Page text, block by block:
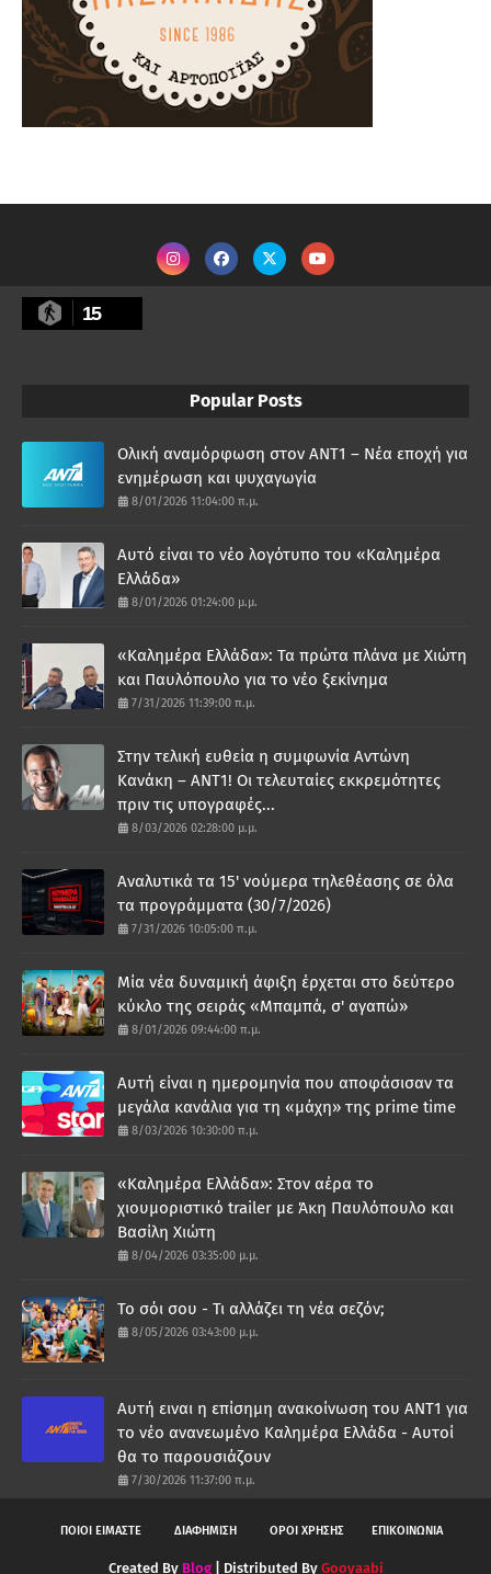
15
Popular Posts
Ολική αναμόρφωση στον ΑΝΤ1 – Νέα εποχή για
ενημέρωση και ψυχαγωγία
8/01/2026 11:04:00 π.μ.
Αυτό είναι το νέο λογότυπο του «Καλημέρα
Ελλάδα»
8/01/2026 01:24:00 μ.μ.
«Καλημέρα Ελλάδα»: Τα πρώτα πλάνα με Χιώτη
και Παυλόπουλο για το νέο ξεκίνημα
7/31/2026 11:39:00 π.μ.
Στην τελική ευθεία η συμφωνία Αντώνη
Κανάκη – ΑΝΤ1! Οι τελευταίες εκκρεμότητες
πριν τις υπογραφές...
8/03/2026 02:28:00 μ.μ.
Αναλυτικά τα 15' νούμερα τηλεθέασης σε όλα
τα προγράμματα (30/7/2026)
7/31/2026 10:05:00 π.μ.
Μία νέα δυναμική άφιξη έρχεται στο δεύτερο
κύκλο της σειράς «Μπαμπά, σ' αγαπώ»
8/01/2026 09:44:00 π.μ.
Αυτή είναι η ημερομηνία που αποφάσισαν τα
μεγάλα κανάλια για τη «μάχη» της prime time
8/03/2026 10:30:00 π.μ.
«Καλημέρα Ελλάδα»: Στον αέρα το
χιουμοριστικό trailer με Άκη Παυλόπουλο και
Βασίλη Χιώτη
8/04/2026 03:35:00 μ.μ.
Το σόι σου - Τι αλλάζει τη νέα σεζόν;
8/05/2026 03:43:00 μ.μ.
Αυτή ειναι η επίσημη ανακοίνωση του ΑΝΤ1 για
το νέο ανανεωμένο Καλημέρα Ελλάδα - Αυτοί
θα το παρουσιάζουν
7/30/2026 11:37:00 π.μ.
ΠΟΙΟΙ ΕΙΜΑΣΤΕ ΔΙΑΦΗΜΙΣΗ ΟΡΟΙ ΧΡΗΣΗΣ ΕΠΙΚΟΙΝΩΝΙΑ
Created By Blog| Distributed By Gooyaabi